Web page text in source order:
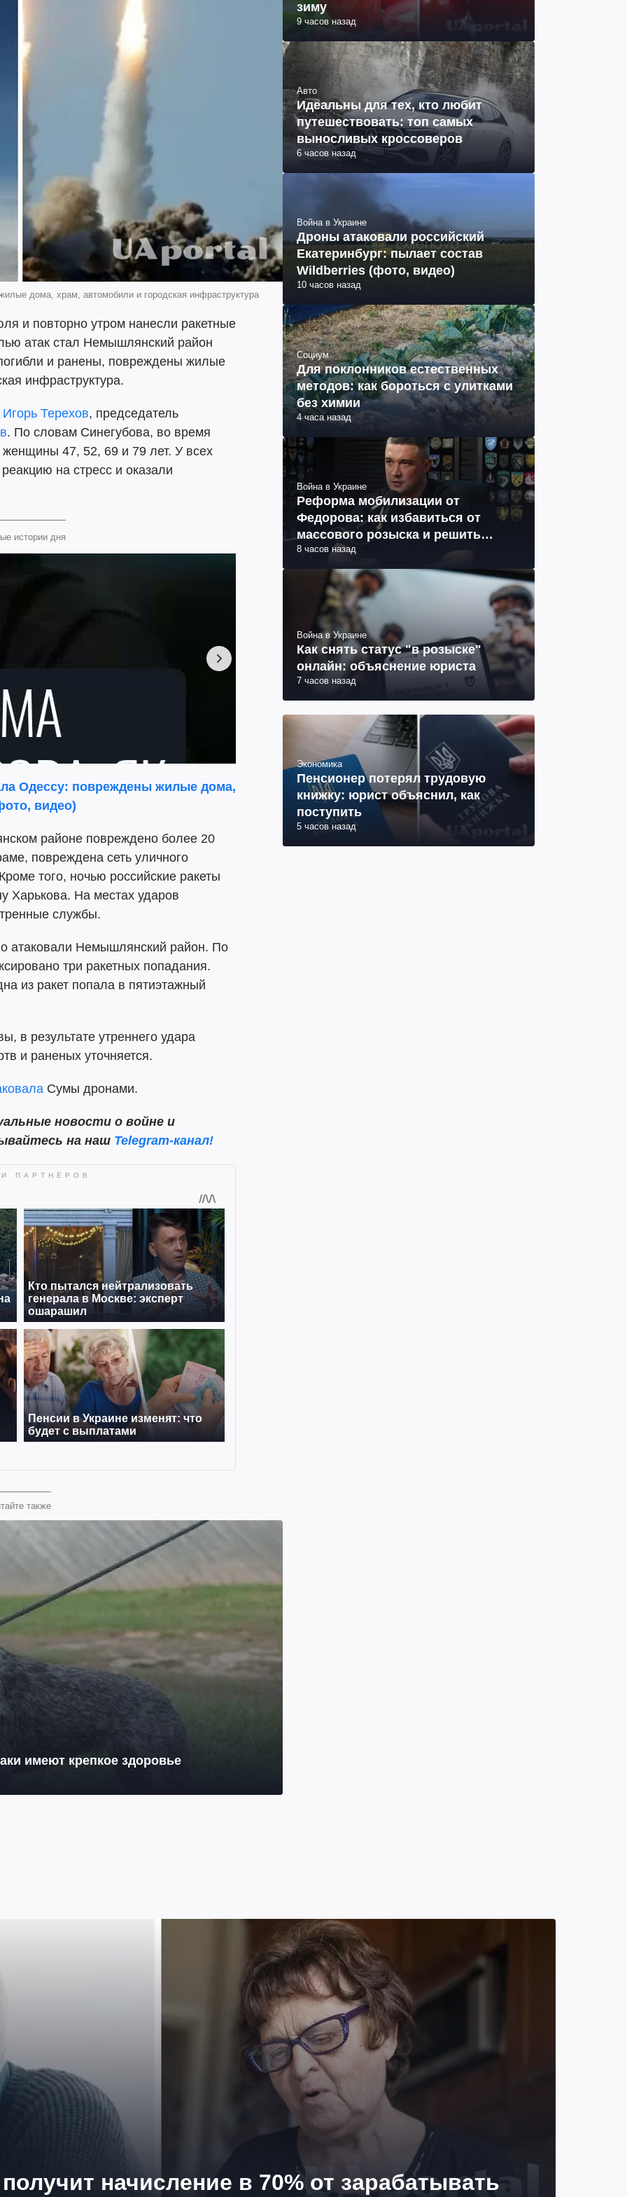
дома, храм, автомобили и городская инфраструктура
и повторно утром нанесли ракетные
атак стал Немышлянский район
и ранены, повреждены жилые
инфраструктура.
Игорь Терехов, председатель
. По словам Синегубова, во время
47, 52, 69 и 79 лет. У всех
на стресс и оказали
истории дня
Одессу: повреждены жилые дома,
видео)
районе повреждено более 20
повреждена сеть уличного
того, ночью российские ракеты
Харькова. На местах ударов
службы.
атаковали Немышлянский район. По
три ракетных попадания.
из ракет попала в пятиэтажный
в результате утреннего удара
и раненых уточняется.
Сумы дронами.
новости о войне и
на наш Telegram-канал!
также
имеют крепкое здоровье
зиму
9 часов назад
Авто
Идеальны для тех, кто любит
путешествовать: топ самых
выносливых кроссоверов
6 часов назад
Война в Украине
Дроны атаковали российский
Екатеринбург: пылает состав
Wildberries (фото, видео)
10 часов назад
Социум
Для поклонников естественных
методов: как бороться с улитками
без химии
4 часа назад
Война в Украине
Реформа мобилизации от
Федорова: как избавиться от
массового розыска и решить
проблему СОЧ
8 часов назад
Война в Украине
Как снять статус "в розыске"
онлайн: объяснение юриста
7 часов назад
Экономика
Пенсионер потерял трудовую
книжку: юрист объяснил, как
поступить
5 часов назад
начисление в 70% от зарабатывать